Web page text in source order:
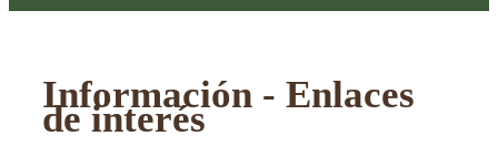
Información - Enlaces
de interés